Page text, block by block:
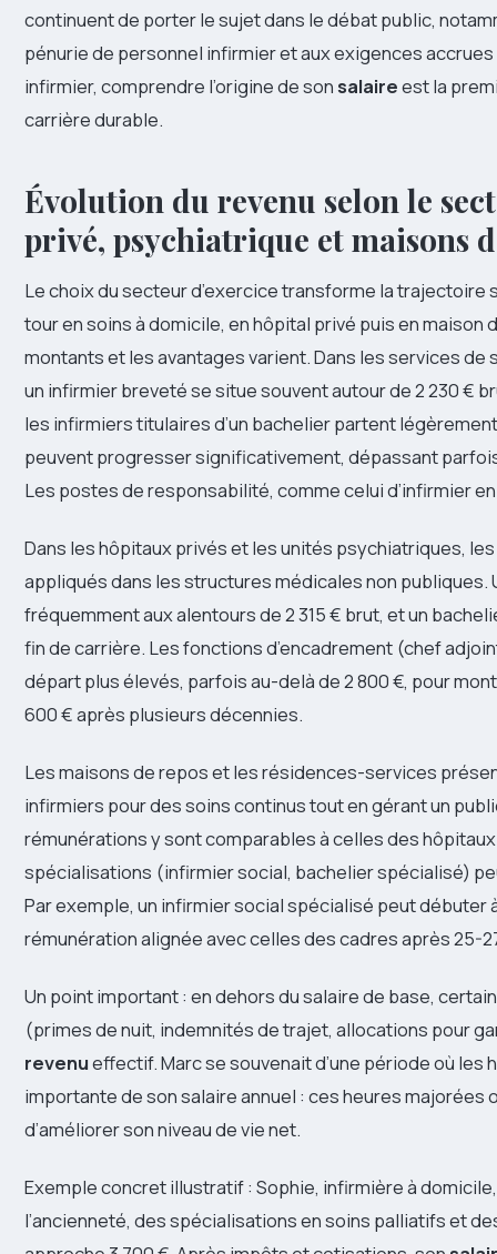
continuent de porter le sujet dans le débat public,
pénurie de personnel infirmier et aux exigences
infirmier, comprendre l’origine de sonsalaireest la
carrière durable.
Évolution du revenu selon le
privé, psychiatrique et maisons
Le choix du secteur d’exercice transforme la trajectoire
tour en soins à domicile, en hôpital privé puis en
montants et les avantages varient. Dans les services
un infirmier breveté se situe souvent autour de 2 230 €
les infirmiers titulaires d’un bachelier partent
peuvent progresser significativement, dépassant
Les postes de responsabilité, comme celui d’infirmier
Dans les hôpitaux privés et les unités psychiatriques,
appliqués dans les structures médicales non
fréquemment aux alentours de 2 315 € brut, et un
fin de carrière. Les fonctions d’encadrement (chef
départ plus élevés, parfois au-delà de 2 800 €, pour
600 € après plusieurs décennies.
Les maisons de repos et les résidences-services
infirmiers pour des soins continus tout en gérant un
rémunérations y sont comparables à celles des
spécialisations (infirmier social, bachelier spécialisé)
Par exemple, un infirmier social spécialisé peut débuter
rémunération alignée avec celles des cadres après 25-
Un point important : en dehors du salaire de base,
(primes de nuit, indemnités de trajet, allocations pour
revenueffectif. Marc se souvenait d’une période où
importante de son salaire annuel : ces heures
d’améliorer son niveau de vie net.
Exemple concret illustratif : Sophie, infirmière à
l’ancienneté, des spécialisations en soins palliatifs et